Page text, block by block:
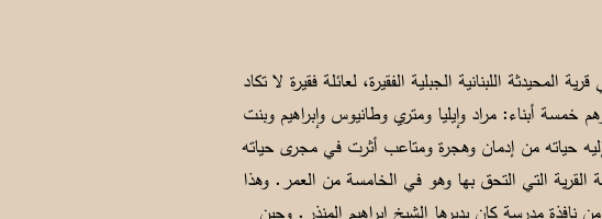
هذا هو إيليا ضاهر إيليا طانيوس أبو ماضي. ولد – حسب أغلب الروايات - سنة 1891 في قرية المحيدثة اللبنانية الجبلية الفقيرة، لعائلة فقيرة لا تكاد
وهم خمسة أبناء: مراد وإيليا ومتري وطانيوس وإبراهيم وبنت
مباشرًا لما آلت إليه حياته من إدمان وهجرة ومتاعب أثرت في مجرى حياته
التي التحق بها وهو في الخامسة من العمر. وهذا
مدرسة كان يديرها الشيخ إبراهيم المنذر. وحين